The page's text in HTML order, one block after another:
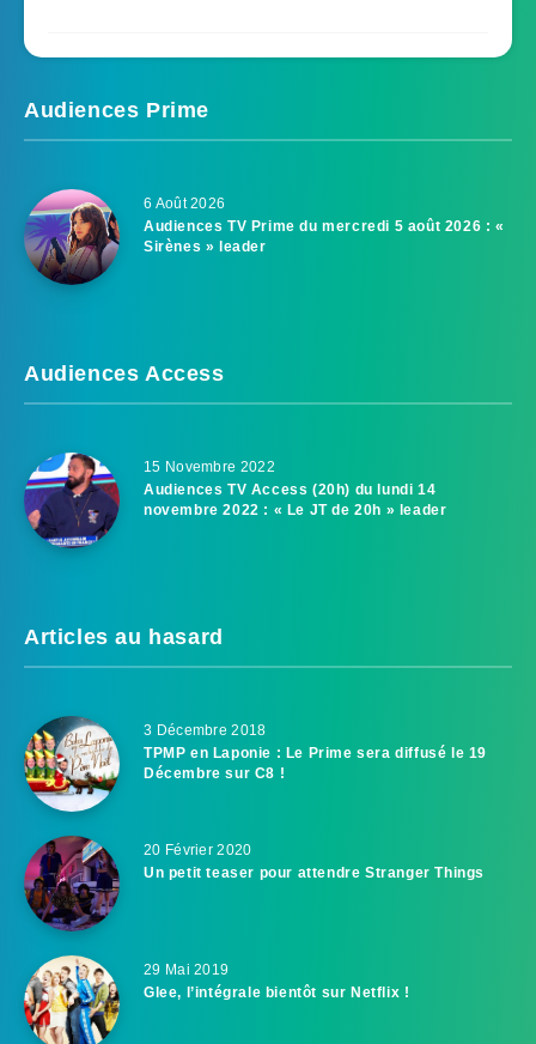
Audiences Prime
6 Août 2026
Audiences TV Prime du mercredi 5 août 2026 : «
Sirènes » leader
Audiences Access
15 Novembre 2022
Audiences TV Access (20h) du lundi 14
novembre 2022 : « Le JT de 20h » leader
Articles au hasard
3 Décembre 2018
TPMP en Laponie : Le Prime sera diffusé le 19
Décembre sur C8 !
20 Février 2020
Un petit teaser pour attendre Stranger Things
29 Mai 2019
Glee, l’intégrale bientôt sur Netflix !